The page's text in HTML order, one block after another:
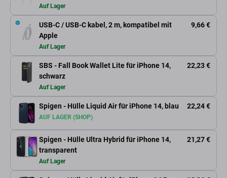
Auf Lager
USB-C / USB-C kabel, 2 m, kompatibel mit
Apple
9,66 €
Auf Lager
SBS - Fall Book Wallet Lite für iPhone 14,
schwarz
22,23 €
Auf Lager
Spigen - Hülle Liquid Air für iPhone 14, blau 22,24 €
AUF LAGER (SHOP)
Spigen - Hülle Ultra Hybrid für iPhone 14,
transparent
21,27 €
Auf Lager